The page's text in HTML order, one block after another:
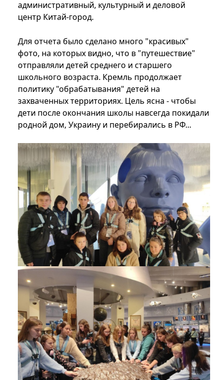
административный, культурный и деловой
центр Китай-город.
Для отчета было сделано много "красивых"
фото, на которых видно, что в "путешествие"
отправляли детей среднего и старшего
школьного возраста. Кремль продолжает
политику "обрабатывания" детей на
захваченных территориях. Цель ясна - чтобы
дети после окончания школы навсегда покидали
родной дом, Украину и перебирались в РФ...